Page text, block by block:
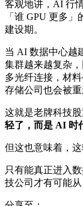
客观地讲，AI 行
「谁 GPU 更多
建设期。
当 AI 数据中心越
集群越来越复杂
多光纤连接，材
存储公司也会被重
这就是老牌科技
轻了，而是 AI 时
但这也意味着，
只有能真正进入
技公司才有可能